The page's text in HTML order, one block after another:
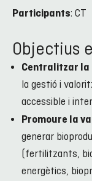
Participants: CT
Objectius
Centralitzar la
la gestió i
accessible i
Promoure la
generar
(fertilitzants,
energètics,